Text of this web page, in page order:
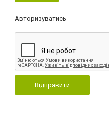
Авторизуватись
Відправити